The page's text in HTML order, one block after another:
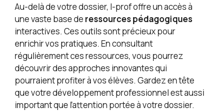
Au-delà de votre dossier, I-prof offre un accès à
une vaste base de ressources pédagogiques
interactives. Ces outils sont précieux pour
enrichir vos pratiques. En consultant
régulièrement ces ressources, vous pourrez
découvrir des approches innovantes qui
pourraient profiter à vos élèves. Gardez en tête
que votre développement professionnel est aussi
important que l’attention portée à votre dossier.